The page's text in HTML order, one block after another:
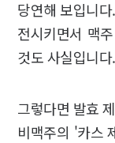
당연해 보입니
전시키면서 맥
것도 사실입니다.
그렇다면 발효
비맥주의 '카스